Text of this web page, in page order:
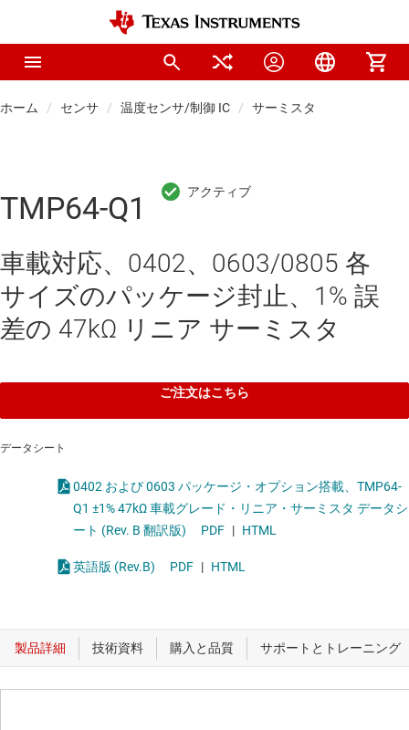
ホーム センサ 温度センサ/制御 IC サーミスタ
TMP64-Q1
車載対応、0402、0603/0805 各
サイズのパッケージ封止、1% 誤
差の 47kΩ リニア サーミスタ
ご注文はこちら
データシート
0402 および 0603 パッケージ・オプション搭載、TMP64-
Q1 ±1% 47kΩ 車載グレード・リニア・サーミスタ データシ
ート (Rev. B 翻訳版)
PDF | HTML
英語版 (Rev.B) PDF | HTML